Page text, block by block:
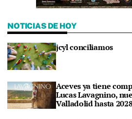
NOTICIAS DE HOY
jcyl conciliamos
Aceves ya tiene
Lucas Lavagnino,
Valladolid hasta